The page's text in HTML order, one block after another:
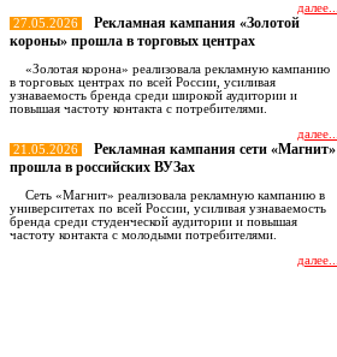
далее...
27.05.2026
Рекламная кампания «Золотой
короны» прошла в торговых центрах
«Золотая корона» реализовала рекламную кампанию
в торговых центрах по всей России, усиливая
узнаваемость бренда среди широкой аудитории и
повышая частоту контакта с потребителями.
далее...
21.05.2026
Рекламная кампания сети «Магнит»
прошла в российских ВУЗах
Сеть «Магнит» реализовала рекламную кампанию в
университетах по всей России, усиливая узнаваемость
бренда среди студенческой аудитории и повышая
частоту контакта с молодыми потребителями.
далее...